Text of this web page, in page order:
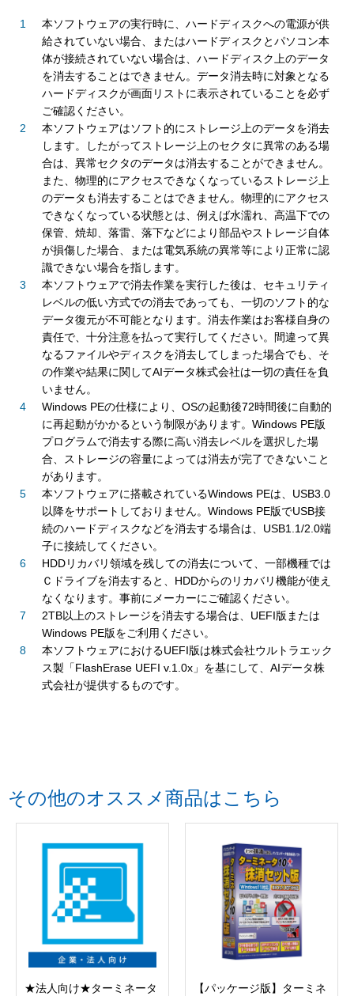
本ソフトウェアの実行時に、ハードディスクへの電源が供
給されていない場合、またはハードディスクとパソコン本
体が接続されていない場合は、ハードディスク上のデータ
を消去することはできません。データ消去時に対象となる
ハードディスクが画面リストに表示されていることを必ず
ご確認ください。
本ソフトウェアはソフト的にストレージ上のデータを消去
します。したがってストレージ上のセクタに異常のある場
合は、異常セクタのデータは消去することができません。
また、物理的にアクセスできなくなっているストレージ上
のデータも消去することはできません。物理的にアクセス
できなくなっている状態とは、例えば水濡れ、高温下での
保管、焼却、落雷、落下などにより部品やストレージ自体
が損傷した場合、または電気系統の異常等により正常に認
識できない場合を指します。
本ソフトウェアで消去作業を実行した後は、セキュリティ
レベルの低い方式での消去であっても、一切のソフト的な
データ復元が不可能となります。消去作業はお客様自身の
責任で、十分注意を払って実行してください。間違って異
なるファイルやディスクを消去してしまった場合でも、そ
の作業や結果に関してAIデータ株式会社は一切の責任を負
いません。
Windows PEの仕様により、OSの起動後72時間後に自動的
に再起動がかかるという制限があります。Windows PE版
プログラムで消去する際に高い消去レベルを選択した場
合、ストレージの容量によっては消去が完了できないこと
があります。
本ソフトウェアに搭載されているWindows PEは、USB3.0
以降をサポートしておりません。Windows PE版でUSB接
続のハードディスクなどを消去する場合は、USB1.1/2.0端
子に接続してください。
HDDリカバリ領域を残しての消去について、一部機種では
Ｃドライブを消去すると、HDDからのリカバリ機能が使え
なくなります。事前にメーカーにご確認ください。
2TB以上のストレージを消去する場合は、UEFI版または
Windows PE版をご利用ください。
本ソフトウェアにおけるUEFI版は株式会社ウルトラエック
ス製「FlashErase UEFI v.1.0x」を基にして、AIデータ株
式会社が提供するものです。
その他のオススメ商品はこちら
★法人向け★ターミネータ
【パッケージ版】ターミネ